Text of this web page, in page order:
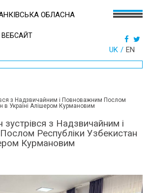
ОБЛАСНА
ВЕБСАЙТ
UK EN
з Надзвичайним і Повноважним Послом
в Україні Алішером Курмановим
з Надзвичайним і
Республіки Узбекистан
Курмановим